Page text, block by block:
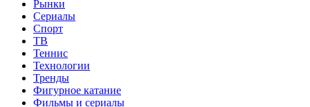
Рынки
Сериалы
Спорт
ТВ
Теннис
Технологии
Тренды
Фигурное катание
Фильмы и сериалы